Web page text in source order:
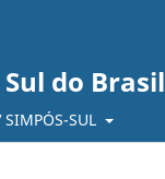
do Brasil
SIMPÓS-SUL